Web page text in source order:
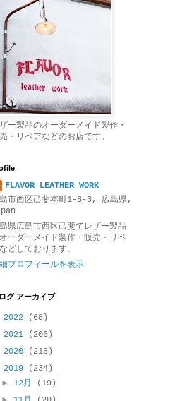
ー製品のオーダーメイド製作・
・リペアなどのお店です。
FLAVOR LEATHER WORK
市西区己斐本町1-8-3, 広島県,
県広島市西区己斐でレザー製品
ーダーメイド製作・販売・リペ
どしております。
プロフィールを表示
グ アーカイブ
2022
(68)
2021
(206)
2020
(216)
2019
(234)
►12月
(19)